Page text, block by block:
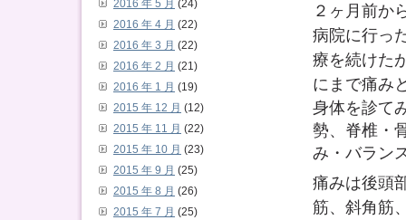
２ヶ月前か
病院に行っ
療を続けた
にまで痛み
身体を診て
勢、脊椎・
み・バラン
痛みは後頭
筋、斜角筋
2016 年 5 月 (24)
2016 年 4 月 (22)
2016 年 3 月 (22)
2016 年 2 月 (21)
2016 年 1 月 (19)
2015 年 12 月 (12)
2015 年 11 月 (22)
2015 年 10 月 (23)
2015 年 9 月 (25)
2015 年 8 月 (26)
2015 年 7 月 (25)